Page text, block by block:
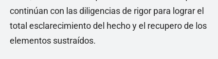
continúan con las diligencias de rigor para lograr el
total esclarecimiento del hecho y el recupero de los
elementos sustraídos.